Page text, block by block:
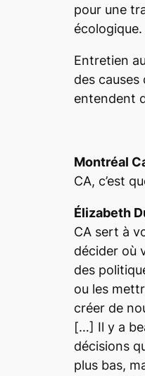
pour une
écologique.
Entretien
des causes
entendent
Montréal
CA, c’est
Élizabeth
CA sert à
décider où
des
ou les
créer de
[…] Il y a
décisions
plus bas,